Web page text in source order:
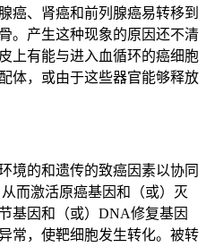
癌、肾癌和前列腺癌易转移到
。产生这种现象的原因还不清
上有能与进入血循环的癌细胞
体，或由于这些器官能够释放
境的和遗传的致癌因素以协同
而激活原癌基因和（或）灭
基因和（或）DNA修复基因
常，使靶细胞发生转化。被转